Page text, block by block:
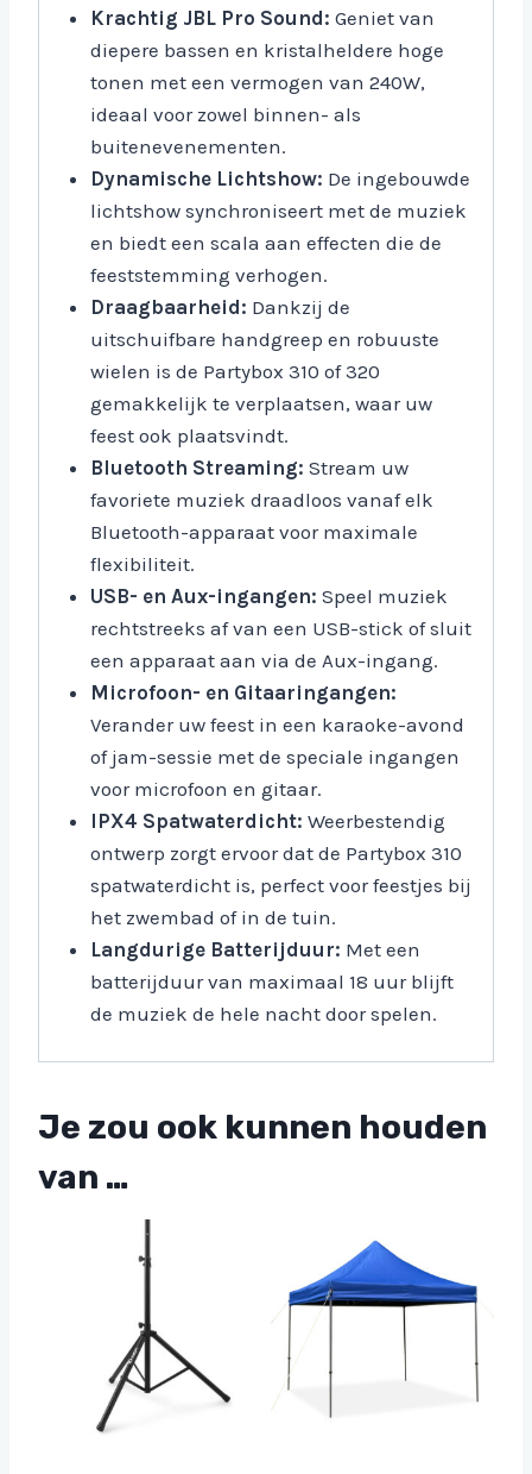
Krachtig JBL Pro Sound: Geniet van
diepere bassen en kristalheldere hoge
tonen met een vermogen van 240W,
ideaal voor zowel binnen- als
buitenevenementen.
Dynamische Lichtshow: De ingebouwde
lichtshow synchroniseert met de muziek
en biedt een scala aan effecten die de
feeststemming verhogen.
Draagbaarheid: Dankzij de
uitschuifbare handgreep en robuuste
wielen is de Partybox 310 of 320
gemakkelijk te verplaatsen, waar uw
feest ook plaatsvindt.
Bluetooth Streaming: Stream uw
favoriete muziek draadloos vanaf elk
Bluetooth-apparaat voor maximale
flexibiliteit.
USB- en Aux-ingangen: Speel muziek
rechtstreeks af van een USB-stick of sluit
een apparaat aan via de Aux-ingang.
Microfoon- en Gitaaringangen:
Verander uw feest in een karaoke-avond
of jam-sessie met de speciale ingangen
voor microfoon en gitaar.
IPX4 Spatwaterdicht: Weerbestendig
ontwerp zorgt ervoor dat de Partybox 310
spatwaterdicht is, perfect voor feestjes bij
het zwembad of in de tuin.
Langdurige Batterijduur: Met een
batterijduur van maximaal 18 uur blijft
de muziek de hele nacht door spelen.
Je zou ook kunnen houden
van …